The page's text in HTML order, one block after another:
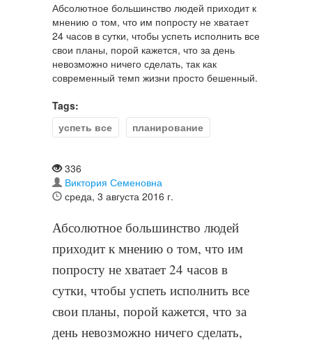
Абсолютное большинство людей приходит к
мнению о том, что им попросту не хватает
24 часов в сутки, чтобы успеть исполнить все
свои планы, порой кажется, что за день
невозможно ничего сделать, так как
современный темп жизни просто бешенный.
Tags:
успеть все
планирование
336
Виктория Семеновна
среда, 3 августа 2016 г.
Абсолютное большинство людей
приходит к мнению о том, что им
попросту не хватает 24 часов в
сутки, чтобы успеть исполнить все
свои планы, порой кажется, что за
день невозможно ничего сделать,